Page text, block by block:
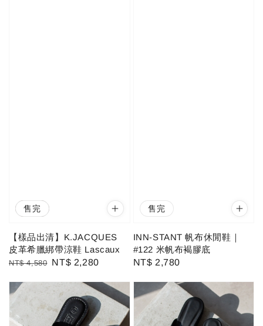
優惠
售完
【樣品出清】K.JACQUES
皮革希臘綁帶涼鞋 Lascaux
Regular
NT$ 4,580 Sale
NT$ 2,280
售完
INN-STANT 帆布休閒鞋｜
#122 米帆布褐膠底
Regular
NT$ 2,780